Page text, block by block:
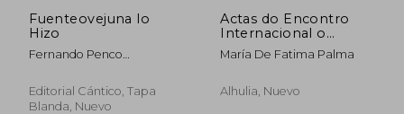
Fuenteovejuna lo
Hizo
Fernando Penco
Editorial Cántico, Tapa
Blanda, Nuevo
Actas do Encontro
Internacional o
Território e a Gestao
dos
María De Fatima Palma
Alhulia, Nuevo